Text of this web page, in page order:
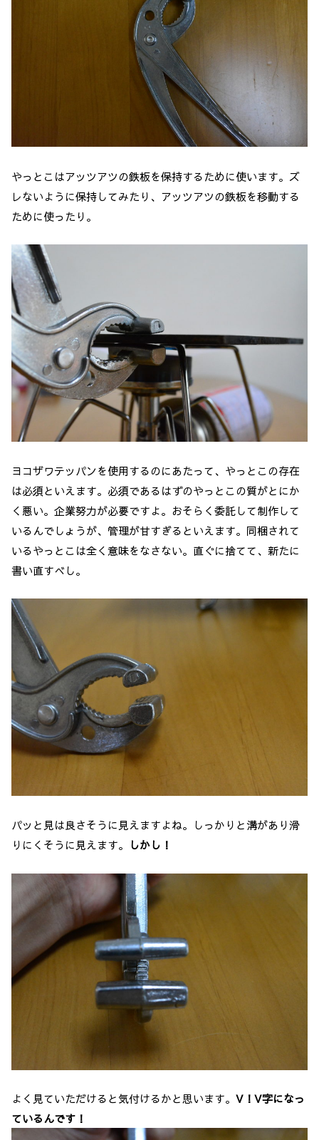
やっとこはアッツアツの鉄板を保持するために使います。 ズ
レないように保持してみたり、アッツアツの鉄板を移動する
ために使ったり。
ヨコザワテッパンを使用するのにあたって、やっとこの存在
は必須といえます。必須であるはずのやっとこの質がとにか
く悪い。企業努力が必要ですよ。おそらく委託して制作して
いるんでしょうが、管理が甘すぎるといえます。同梱されて
いるやっとこは全く意味をなさない。直ぐに捨てて、新たに
書い直すべし。
パッと見は良さそうに見えますよね。 しっかりと溝があり滑
りにくそうに見えます。 しかし！
よく見ていただけると気付けるかと思います。V ！V字になっ
ているんです！